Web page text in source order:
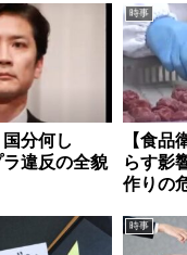
分何し
違反の全貌
時事
【食品
らす影
作りの
時事